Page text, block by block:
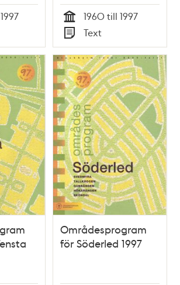
Tid
1960 till 1997
Typ
Text
Områdesprogram
för Söderled 1997